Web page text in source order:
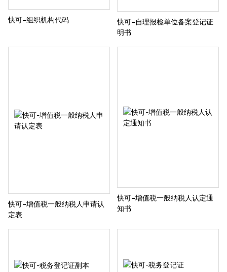
快可-组织机构代码
快可-自理报检单位备案登记证
明书
快可-增值税一般纳税人申请认
定表
快可-增值税一般纳税人认定通
知书